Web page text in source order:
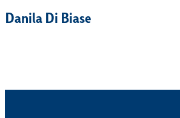
Danila Di Biase